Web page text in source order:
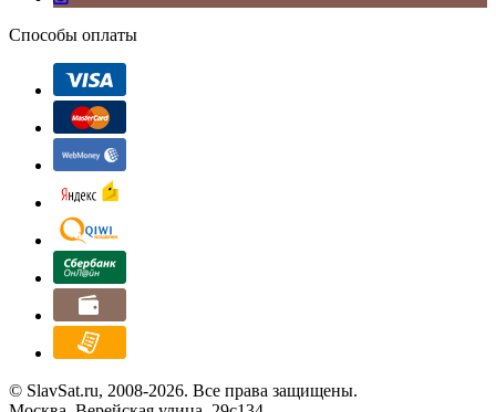
Способы оплаты
© SlavSat.ru, 2008-2026. Все права защищены.